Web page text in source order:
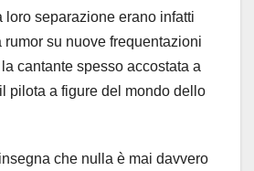
loro separazione erano infatti
su nuove frequentazioni
cantante spesso accostata a
pilota a figure del mondo dello
che nulla è mai davvero